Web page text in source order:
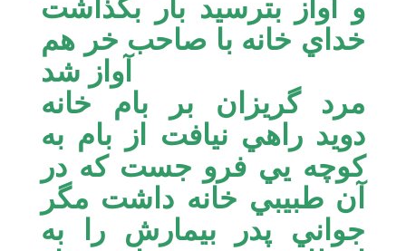
و آواز بترسيد بار بگذاشت
خداي خانه با صاحب خر هم
آواز شد
مرد گريزان بر بام خانه
دويد راهي نيافت از بام به
كوچه يي فرو جست كه در
آن طبيبي خانه داشت مگر
جواني پدر بيمارش را به